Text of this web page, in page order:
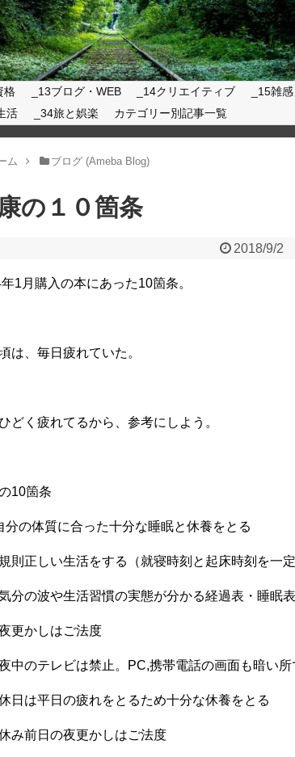
格 _13ブログ・WEB _14クリエイティブ
_15雑感
活 _34旅と娯楽 カテゴリー別記事一覧
ム ブログ (Ameba Blog)
の１０箇条
2018/9/2
1月購入の本にあった10箇条。
は、毎日疲れていた。
どく疲れてるから、参考にしよう。
10箇条
分の体質に合った十分な睡眠と休養をとる
則正しい生活をする（就寝時刻と起床時刻を一
分の波や生活習慣の実態が分かる経過表・睡眠
更かしはご法度
中のテレビは禁止。PC,携帯電話の画面も暗い
日は平日の疲れをとるため十分な休養をとる
み前日の夜更かしはご法度